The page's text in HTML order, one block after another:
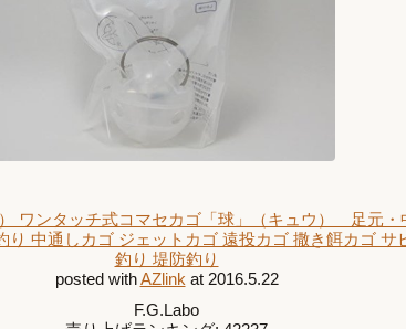
ワンタッチ式コマセカゴ「球」（キュウ） 足元・
ゴ ジェットカゴ 遠投カゴ 撒き餌カゴ サビ
釣り 堤防釣り
posted withAZlink at 2016.5.22
F.G.Labo